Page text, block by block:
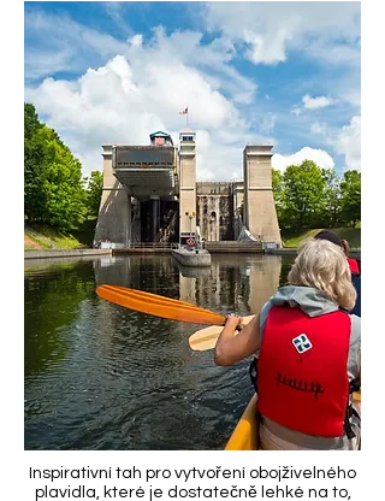
Inspirativní tah pro vytvoření obojživelného
plavidla, které je dostatečně lehké na to,